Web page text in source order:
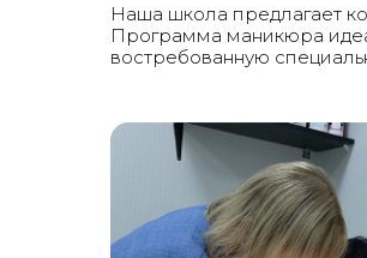
Наша школа предлагает
Программа маникюра
востребованную